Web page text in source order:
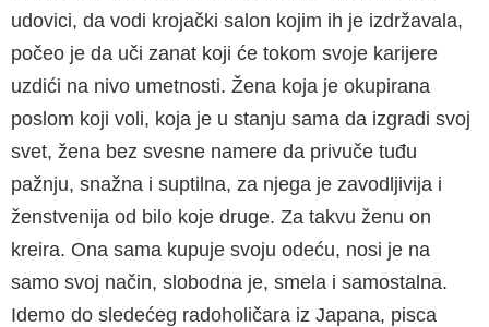
udovici, da vodi krojački salon kojim ih je izdržavala,
počeo je da uči zanat koji će tokom svoje karijere
uzdići na nivo umetnosti. Žena koja je okupirana
poslom koji voli, koja je u stanju sama da izgradi svoj
svet, žena bez svesne namere da privuče tuđu
pažnju, snažna i suptilna, za njega je zavodljivija i
ženstvenija od bilo koje druge. Za takvu ženu on
kreira. Ona sama kupuje svoju odeću, nosi je na
samo svoj način, slobodna je, smela i samostalna.
Idemo do sledećeg radoholičara iz Japana, pisca